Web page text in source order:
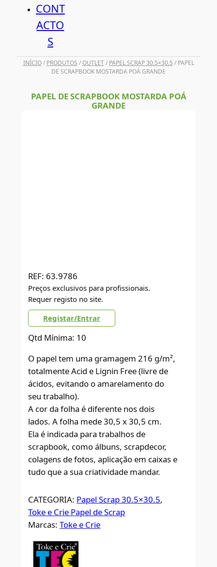
CONT
ACTO
S
INÍCIO/ PRODUTOS /OUTLET/ PAPEL SCRAP 30.5×30.5 / PAPEL
DE SCRAPBOOK MOSTARDA POÁ GRANDE
PAPEL DE SCRAPBOOK MOSTARDA POÁ
GRANDE
REF: 63.9786
Preços exclusivos para profissionais.
Requer registo no site.
Registar/Entrar
Qtd Mínima: 10
O papel tem uma gramagem 216 g/m²,
totalmente Acid e Lignin Free (livre de
ácidos, evitando o amarelamento do
seu trabalho).
A cor da folha é diferente nos dois
lados. A folha mede 30,5 x 30,5 cm.
Ela é indicada para trabalhos de
scrapbook, como álbuns, scrapdecor,
colagens de fotos, aplicação em caixas e
tudo que a sua criatividade mandar.
CATEGORIA: Papel Scrap 30.5×30.5
Toke e Crie Papel de Scrap
Marcas:Toke e Crie